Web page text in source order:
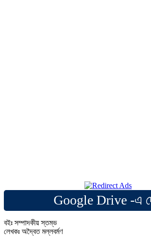
Google Drive -এ
বইঃ সম্পাদকীয় স্তম্ভ
লেখকঃ অদ্বৈত মল্লবর্মণ